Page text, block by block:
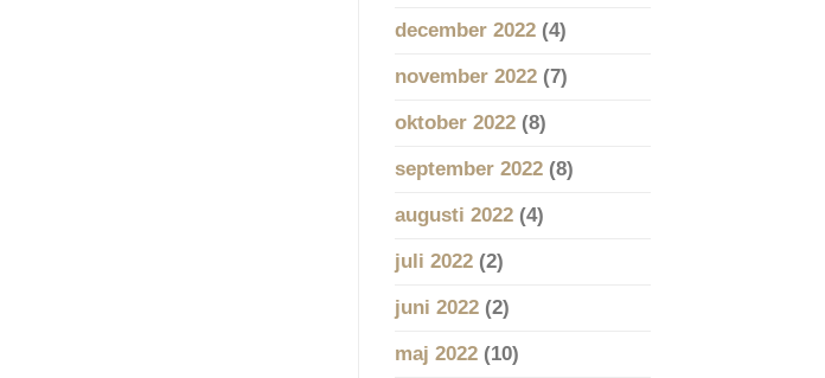
december 2022(4)
november 2022(7)
oktober 2022(8)
september 2022(8)
augusti 2022(4)
juli 2022(2)
juni 2022(2)
maj 2022(10)